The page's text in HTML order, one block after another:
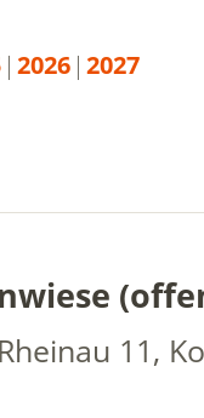
2026 2027
11,